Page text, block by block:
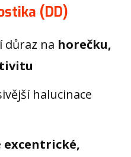
(DD)
důraz na horečku,
halucinace
excentrické,